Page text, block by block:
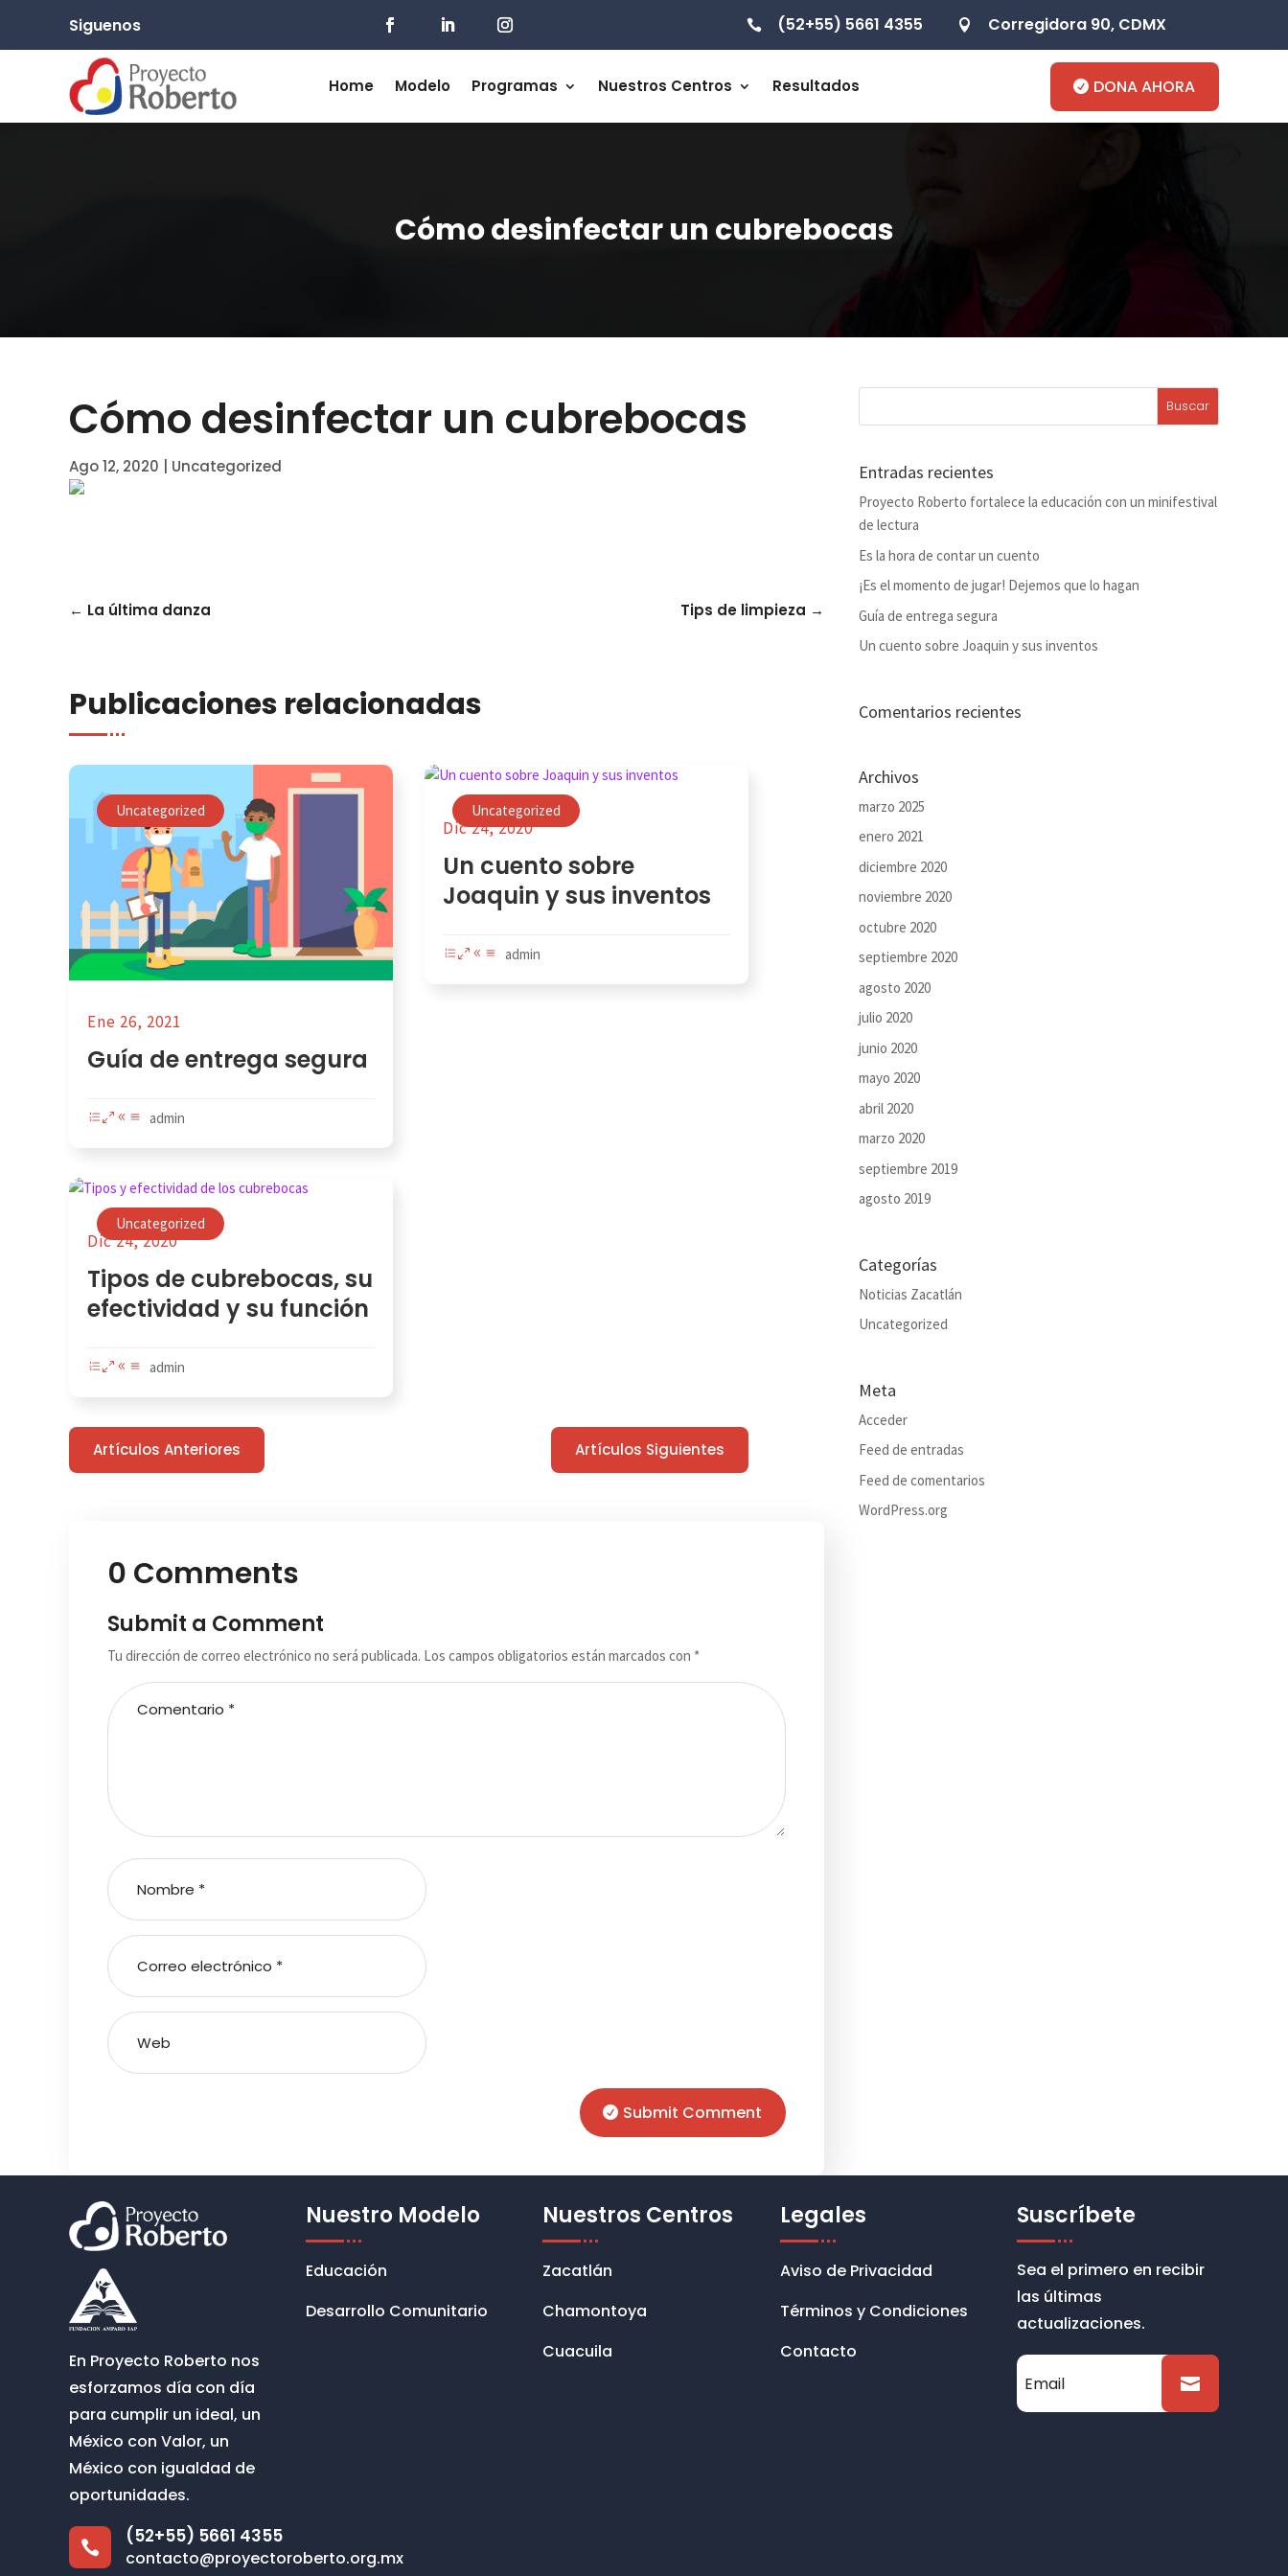
Siguenos  (52+55) 5661 4355  Corregidora 90, CDMX
Home Modelo Programas Nuestros Centros Resultados DONA AHORA
Cómo desinfectar un cubrebocas
Cómo desinfectar un cubrebocas
Ago 12, 2020 Uncategorized
← La última danza Tips de limpieza →
Publicaciones relacionadas
Uncategorized
Ene 26, 2021
Guía de entrega segura
admin
Uncategorized
Dic 24, 2020
Tipos de cubrebocas, su
efectividad y su función
admin
Uncategorized
Dic 24, 2020
Un cuento sobre
Joaquin y sus inventos
admin
Artículos Anteriores Artículos Siguientes
0 Comments
Submit a Comment
Tu dirección de correo electrónico no será publicada. Los campos obligatorios están marcados con *
Submit Comment
Entradas recientes
Proyecto Roberto fortalece la educación con un minifestival
de lectura
Es la hora de contar un cuento
¡Es el momento de jugar! Dejemos que lo hagan
Guía de entrega segura
Un cuento sobre Joaquin y sus inventos
Comentarios recientes
Archivos
marzo 2025
enero 2021
diciembre 2020
noviembre 2020
octubre 2020
septiembre 2020
agosto 2020
julio 2020
junio 2020
mayo 2020
abril 2020
marzo 2020
septiembre 2019
agosto 2019
Categorías
Noticias Zacatlán
Uncategorized
Meta
Acceder
Feed de entradas
Feed de comentarios
WordPress.org
En Proyecto Roberto nos
esforzamos día con día
para cumplir un ideal, un
México con Valor, un
México con igualdad de
oportunidades.
 (52+55) 5661 4355
contacto@proyectoroberto.org.mx
Nuestro Modelo
Educación
Desarrollo Comunitario
Nuestros Centros
Zacatlán
Chamontoya
Cuacuila
Legales
Aviso de Privacidad
Términos y Condiciones
Contacto
Suscríbete
Sea el primero en recibir
las últimas
actualizaciones.